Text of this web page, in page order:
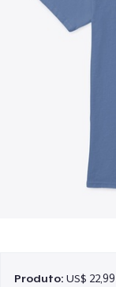
Produto:US$